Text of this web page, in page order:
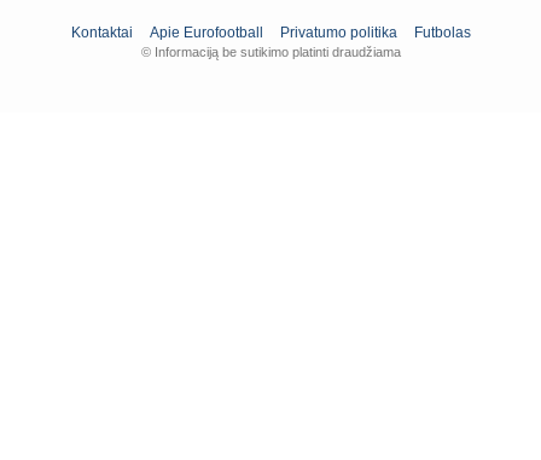
Kontaktai Apie Eurofootball Privatumo politika Futbolas
© Informaciją be sutikimo platinti draudžiama